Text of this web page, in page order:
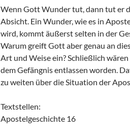
Wenn Gott Wunder tut, dann tut er
Absicht. Ein Wunder, wie es in
wird, kommt äußerst selten in der
Warum greift Gott aber genau an
Art und Weise ein? Schließlich
dem Gefängnis entlassen worden.
zu weiten über die Situation der
Textstellen:
Apostelgeschichte 16